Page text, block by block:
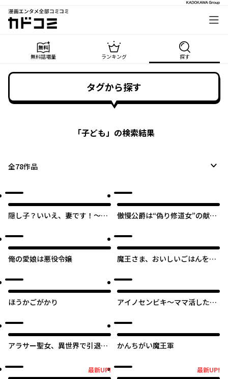
漫画エンタメ全部コミコミ
カドコミ
無料話増量 ランキング 探す
タグから探す
「子ども」の検索結果
全78作品
隠し子？いいえ、妻です！～旦
っと誤解を招くと思うの～
傲慢公爵は“偽り修道女”の献身
俺の愛娘は悪役令嬢
魔王さま、おいしいごはんを召
は魔族の国でしあわせに暮らし
ます！
ほうかごがかり
アイノセンビキ～ママ活したら
アラサー聖女、異世界で引退王
かんちがい魔王軍
最新UP! 最新UP!